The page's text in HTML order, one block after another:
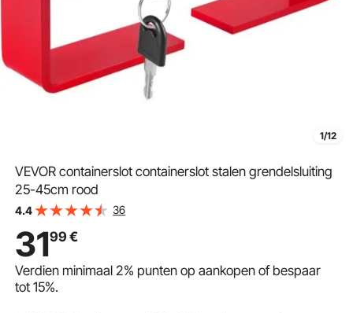
1/12
VEVOR containerslot containerslot stalen grendelsluiting
25-45cm rood
4.4 36
3199€
Verdien minimaal2% punten op aankopen of bespaar
tot15%.